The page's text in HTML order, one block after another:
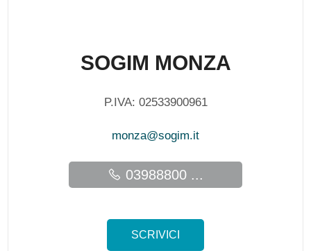
SOGIM MONZA
P.IVA: 02533900961
monza@sogim.it
03988800 ...
SCRIVICI